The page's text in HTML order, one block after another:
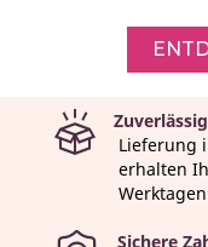
Lieferung
erhalten
Sichere